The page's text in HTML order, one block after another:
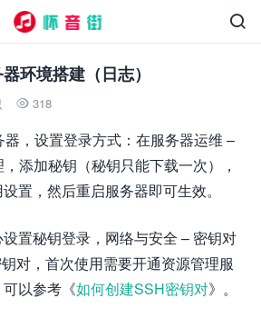

环境搭建（日志）
 318
，设置登录方式：在服务器运维 –
添加秘钥（秘钥只能下载一次），
置，然后重启服务器即可生效。
置秘钥登录，网络与安全 – 密钥对
对，首次使用需要开通资源管理服
以参考《如何创建SSH密钥对》。